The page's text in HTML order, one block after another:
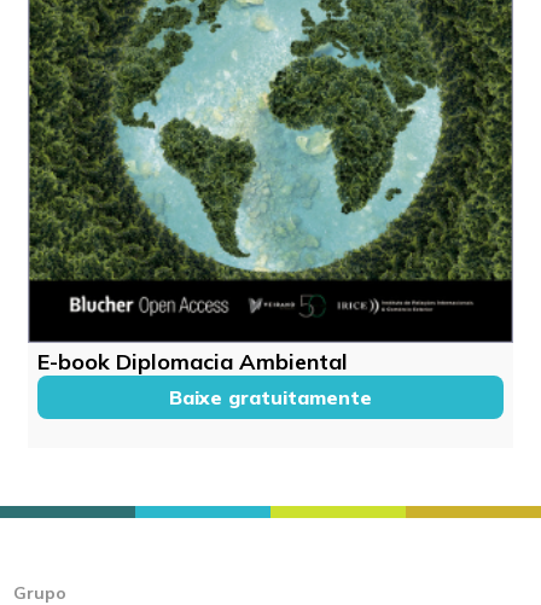
E-book Diplomacia Ambiental
Baixe gratuitamente
Grupo